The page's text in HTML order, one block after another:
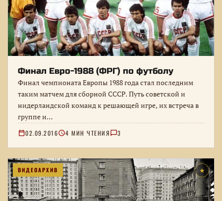
Финал Евро-1988 (ФРГ) по футболу
Финал чемпионата Европы 1988 года стал последним
таким матчем для сборной СССР. Путь советской и
нидерландской команд к решающей игре, их встреча в
группе и…
02.09.2016 4 МИН ЧТЕНИЯ 3
ВИДЕОАРХИВ ★